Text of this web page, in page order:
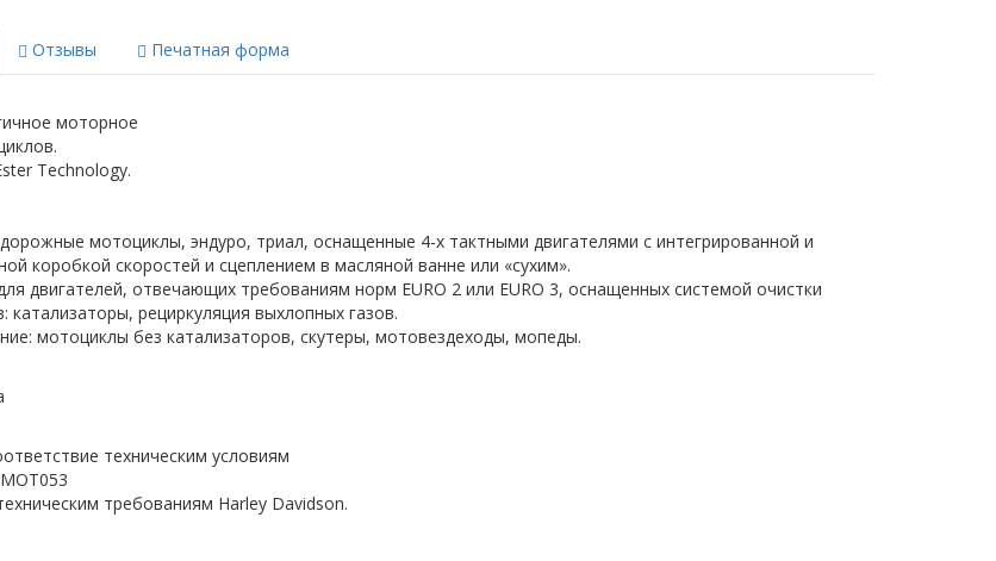
Отзывы Печатная форма
моторное
Technology.
мотоциклы, эндуро, триал, оснащенные 4-х тактными двигателями с интегрированной и
коробкой скоростей и сцеплением в масляной ванне или «сухим».
двигателей, отвечающих требованиям норм EURO 2 или EURO 3, оснащенных системой очистки
катализаторы, рециркуляция выхлопных газов.
мотоциклы без катализаторов, скутеры, мотовездеходы, мопеды.
техническим условиям
требованиям Harley Davidson.